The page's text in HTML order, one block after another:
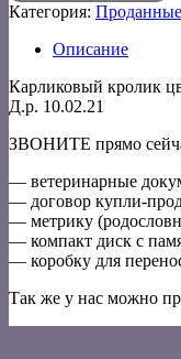
Категория: Проданные
Описание
Карликовый кролик
Д.р. 10.02.21
ЗВОНИТЕ прямо
— ветеринарные
— договор купли-
— метрику
— компакт диск с
— коробку для
Так же у нас можно